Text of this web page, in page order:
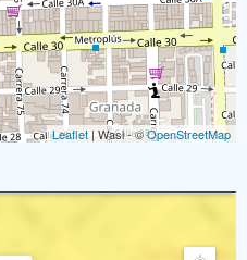
Leaflet | Wasi - ©OpenStreetMap